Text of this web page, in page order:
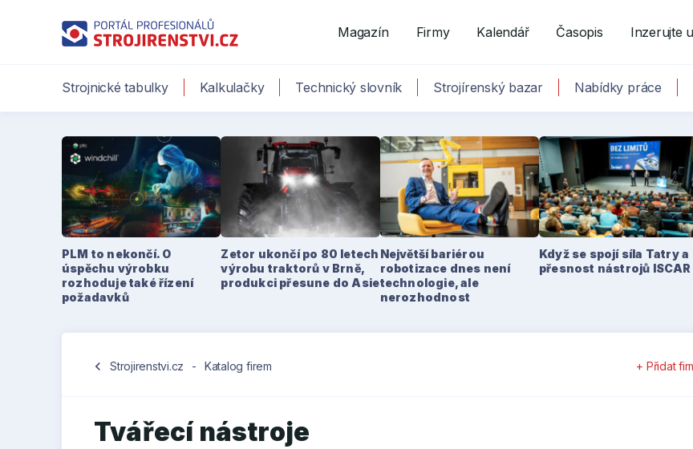
Magazín Firmy Kalendář Časopis Inzerujte
Strojnické tabulky Kalkulačky Technický slovník Strojírenský bazar Nabídky práce
PLM to nekončí. O
úspěchu výrobku
rozhoduje také řízení
požadavků
Zetor ukončí po 80 letech
výrobu traktorů v Brně,
produkci přesune do Asie
Největší bariérou
robotizace dnes není
technologie, ale
nerozhodnost
Když se spojí síla Tatry a
přesnost nástrojů ISCAR
chevron_left Strojirenstvi.cz - Katalog firem + Přidat
Tvářecí nástroje